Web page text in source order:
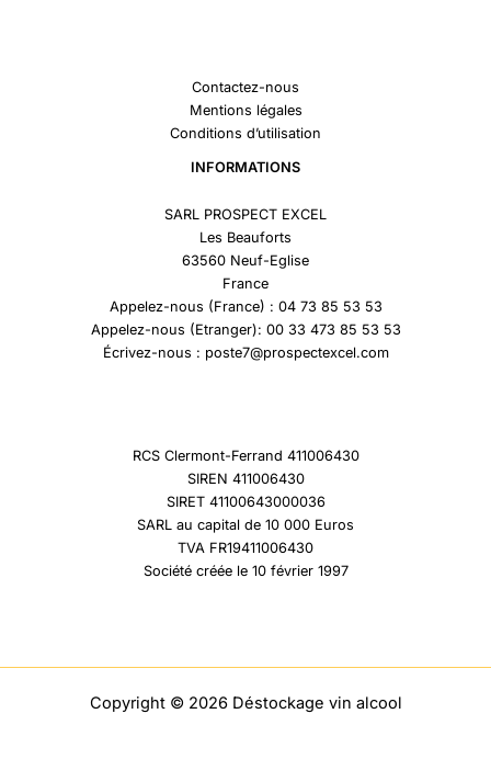
Contactez-nous
Mentions légales
Conditions d’utilisation
INFORMATIONS
SARL PROSPECT EXCEL
Les Beauforts
63560 Neuf-Eglise
France
Appelez-nous (France) : 04 73 85 53 53
Appelez-nous (Etranger): 00 33 473 85 53 53
Écrivez-nous : poste7@prospectexcel.com
RCS Clermont-Ferrand 411006430
SIREN 411006430
SIRET 41100643000036
SARL au capital de 10 000 Euros
TVA FR19411006430
Société créée le 10 février 1997
Copyright © 2026 Déstockage vin alcool